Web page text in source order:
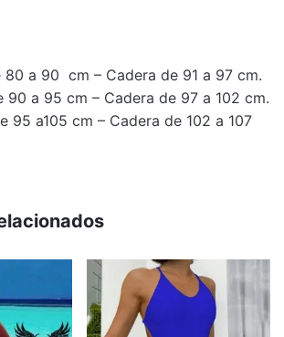
80 a 90 cm – Cadera de 91 a 97 cm.
90 a 95 cm – Cadera de 97 a 102 cm.
95 a105 cm – Cadera de 102 a 107